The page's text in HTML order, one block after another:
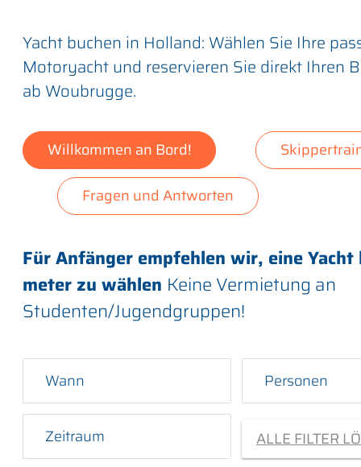
Yacht buchen in Holland: Wählen Sie Ihre
Motoryacht und reservieren Sie direkt Ihren
ab Woubrugge.
Willkommen an Bord!
Fragen und Antworten
Für Anfänger empfehlen wir, eine
meter zu wählen Keine Vermietung an
Studenten/Jugendgruppen!
Wann Personen
Zeitraum ALLE FILTER